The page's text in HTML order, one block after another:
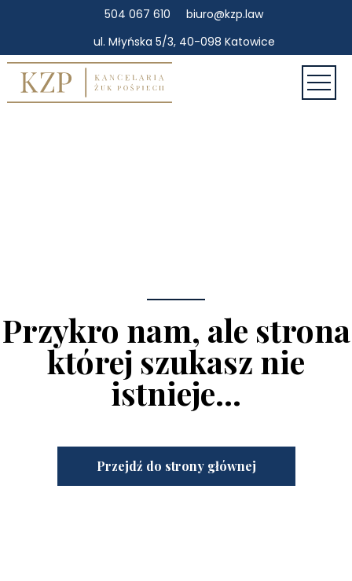
504 067 610
biuro@kzp.law
ul. Młyńska 5/3, 40-098 Katowice
Przykro nam, ale strona
której szukasz nie
istnieje...
Przejdź do strony głównej